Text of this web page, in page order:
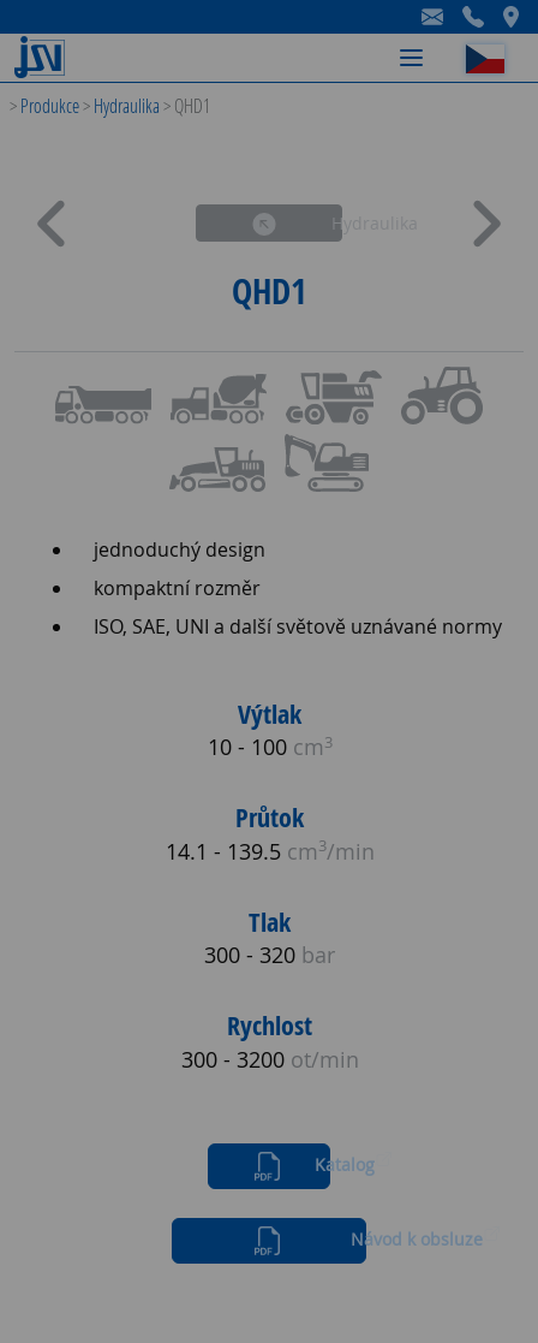
-
-
-
>Produkce>Hydraulika>QHD1
Hydraulika
QHD1
jednoduchý design
kompaktní rozměr
ISO, SAE, UNI a další světově uznávané normy
Výtlak
10 - 100 cm3
Průtok
14.1 - 139.5 cm3/min
Tlak
300 - 320 bar
Rychlost
300 - 3200 ot/min
Katalog
Návod k obsluze